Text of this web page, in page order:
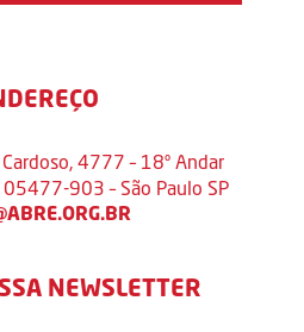
4777 – 18º Andar
903 – São Paulo SP
NEWSLETTER